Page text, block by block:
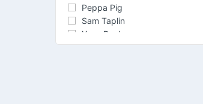
Peppa Pig
Sam Taplin
Yoyo Books
Eric Carle